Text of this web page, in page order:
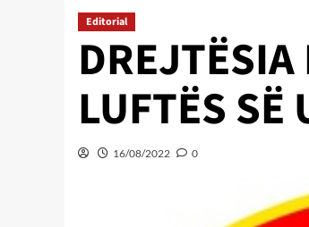
Editorial
DREJTËSIA
LUFTËS SË
16/08/2022 0